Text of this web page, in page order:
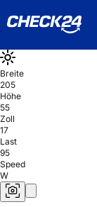
Breite
205
Höhe
55
Zoll
17
Last
95
Speed
W